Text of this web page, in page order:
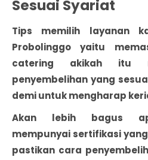
Sesuai Syariat
Tips memilih layanan
Probolinggo yaitu
catering akikah itu
penyembelihan yang
demi untuk mengharap
Akan lebih bagus
mempunyai sertifikasi
pastikan cara